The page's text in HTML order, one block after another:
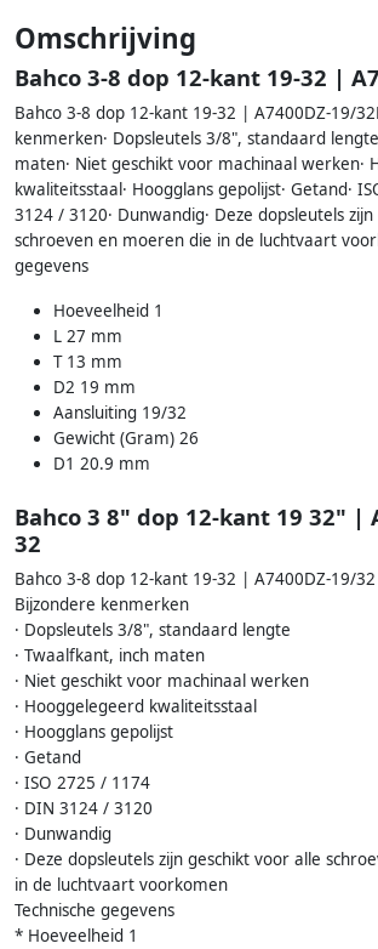
Omschrijving
Bahco 3-8 dop 12-kant 19-32 |
Bahco 3-8 dop 12-kant 19-32 | A7400DZ-19/
kenmerken· Dopsleutels 3/8", standaard
maten· Niet geschikt voor machinaal werken·
kwaliteitsstaal· Hoogglans gepolijst· Getand·
3124 / 3120· Dunwandig· Deze dopsleutels
schroeven en moeren die in de luchtvaart
gegevens
Hoeveelheid 1
L 27 mm
T 13 mm
D2 19 mm
Aansluiting 19/32
Gewicht (Gram) 26
D1 20.9 mm
Bahco 3 8" dop 12-kant 19 32" |
32
Bahco 3-8 dop 12-kant 19-32 | A7400DZ-19/32
Bijzondere kenmerken
· Dopsleutels 3/8", standaard lengte
· Twaalfkant, inch maten
· Niet geschikt voor machinaal werken
· Hooggelegeerd kwaliteitsstaal
· Hoogglans gepolijst
· Getand
· ISO 2725 / 1174
· DIN 3124 / 3120
· Dunwandig
· Deze dopsleutels zijn geschikt voor alle
in de luchtvaart voorkomen
Technische gegevens
* Hoeveelheid 1